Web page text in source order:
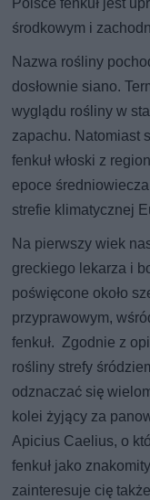
środkowym i
Nazwa rośliny
dosłownie siano.
wyglądu rośliny w
zapachu. Natomiast
fenkuł włoski z
epoce
strefie klimatycznej
Na pierwszy wiek
greckiego lekarza i
poświęcone około
przyprawowym,
fenkuł. Zgodnie z
rośliny strefy
odznaczać się
kolei żyjący za
Apicius Caelius, o
fenkuł jako
zainteresuje cię także